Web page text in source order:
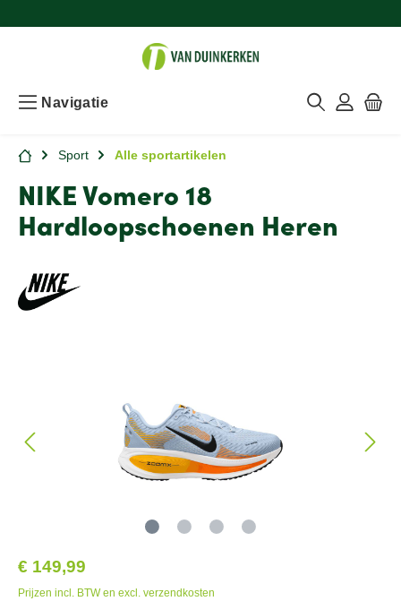
Navigatie
Sport Alle sportartikelen
NIKE Vomero 18
Hardloopschoenen Heren
€ 149,99
Prijzen incl. BTW en excl. verzendkosten